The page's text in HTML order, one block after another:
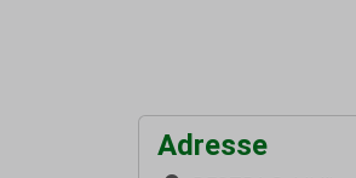
Adresse